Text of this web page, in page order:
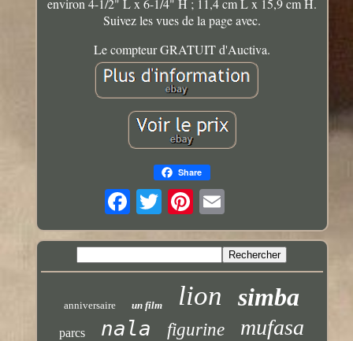
environ 4-1/2" L x 6-1/4" H ; 11,4 cm L x 15,9 cm H.
Suivez les vues de la page avec.
Le compteur GRATUIT d'Auctiva.
Share
anniversaire un film lion simba
parcs nala figurine mufasa